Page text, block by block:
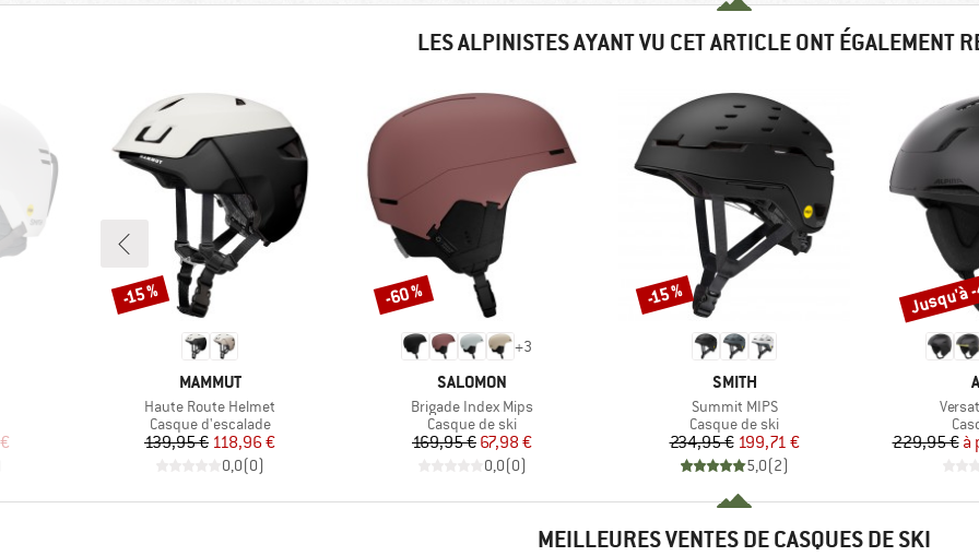
LES ALPINISTES AYANT VU CET ARTICLE ONT ÉGALEMENT
MARQUE
MAMMUT
Article
Haute Route Helmet
Product group
Casque d'escalade
Prix
139,95 €Prix réduit
118,96 €
0,0(0)
Remise
-15 %
+3
MARQUE
SALOMON
Article
Brigade Index Mips
Product group
Casque de ski
Prix
169,95 €Prix réduit
67,98 €
0,0(0)
Remise
-60 %
MARQUE
SMITH
Article
Summit MIPS
Product group
Casque de ski
Prix
234,95 €Prix réduit
199,71 €
5,0(2)
Remise
-15 %
Article
229,95 € à
Remise
Jusqu'à
MEILLEURES VENTES DE CASQUES DE SKI